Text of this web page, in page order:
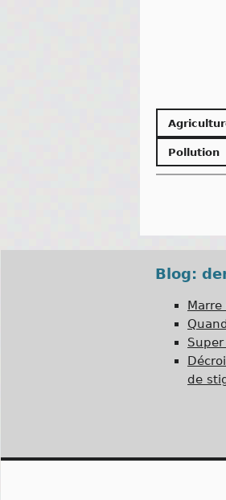
Pollution
Blog:
de